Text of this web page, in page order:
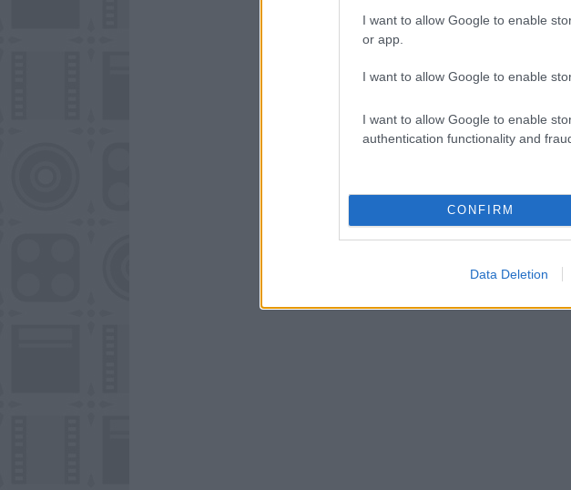
I want to allow Google to enable
or app.
I want to allow Google to enable
I want to allow Google to enable
authentication functionality and
CONFIRM
Data Deletion